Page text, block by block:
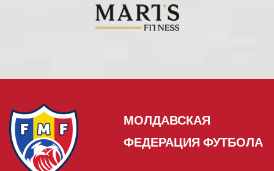
МОЛДАВСКАЯ
ФЕДЕРАЦИЯ ФУТБОЛА